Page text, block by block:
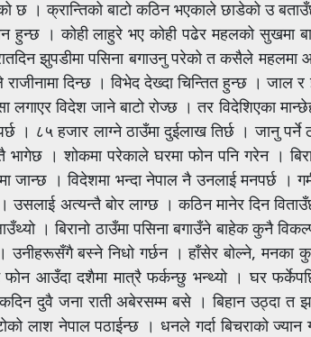
छ । क्रान्तिको बाटो कठिन भएकाले छाडेको उ
हुन्छ । कोही लाहुरे भए कोही पढेर महलको सुखमा
झुपडीमा पसिना बगाउनु परेको त कसैले महलमा
राजीनामा दिन्छ । विभेद देख्दा चिन्तित हुन्छ ।
लगाएर विदेश जाने बाटो रोज्छ । तर विदेशिएका
८५ हजार लाग्ने ठाउँमा दुईलाख तिर्छ । जानु पर्ने
। शोकमा परेकाले घरमा फोन पनि गरेन ।
जान्छ । विदेशमा भन्दा नेपाल नै उनलाई मनपर्छ ।
उसलाई अत्यन्तै बोर लाग्छ । कठिन मानेर दिन
। बिरानो ठाउँमा पसिना बगाउँने बाहेक कुनै
बस्ने निधो गर्छन । हाँसेर बोल्ने, मनका
आउँदा दशैमा मात्रै फर्कन्छु भन्थ्यो । घर
दुवै जना राती अबेरसम्म बसे । बिहान उठ्दा त
लाश नेपाल पठाईन्छ । धनले गर्दा बिचराको